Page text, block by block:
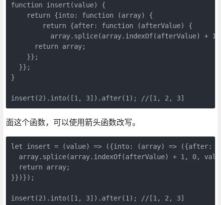
function insert(value) {
    return {into: function (array) {
        return {after: function (afterValue) {
array.splice(array.indexOf(afterValue) +
      return array;
    }};
  }};
}
insert(2).into([1, 3]).after(1); //[1, 2, 3]
面这个函数，可以使用箭头函数改写。
let insert = (value) => ({into: (array) => ({after:
array.splice(array.indexOf(afterValue) + 1, 0,
  return array;
}})});
insert(2).into([1, 3]).after(1); //[1, 2, 3]